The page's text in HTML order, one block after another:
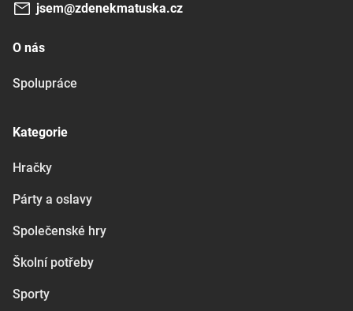
jsem@zdenekmatuska.cz
O nás
Spolupráce
Kategorie
Hračky
Párty a oslavy
Společenské hry
Školní potřeby
Sporty